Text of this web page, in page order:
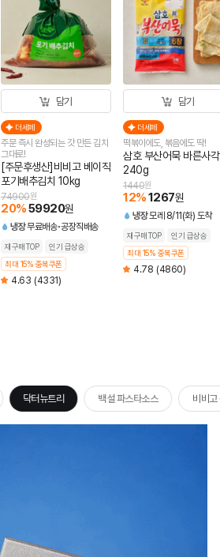
담기
더세페
주문 즉시 완성되는 갓 만든 김치
그대로!
[주문후생산]비비고 베이직
포기배추김치 10kg
20%59920원
74900원
냉장무료배송 공장직배송
재구매TOP
인기 급상승
최대 15% 중복쿠폰
4.63 (4331)
담기
더세페
떡볶이에도, 볶음에도 딱!
삼호 부산어묵 바른사각
240g
12%1267원
1440원
냉장 모레 8/11(화) 도착
재구매TOP
인기 급상승
최대 15% 중복쿠폰
4.78 (4860)
닥터뉴트리 백설 파스타소스 비비